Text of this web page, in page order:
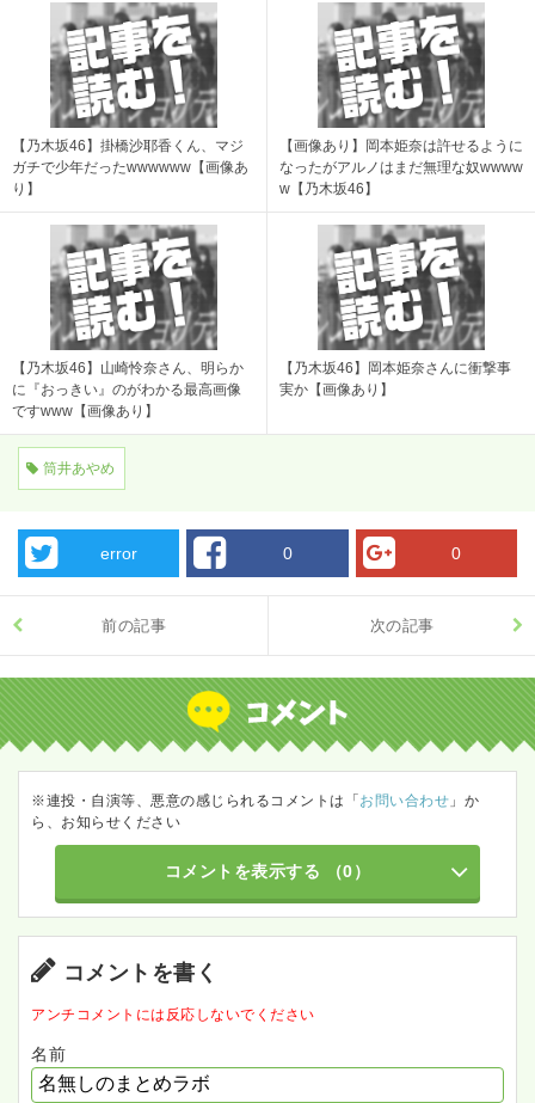
【乃木坂46】掛橋沙耶香くん、マジ
ガチで少年だったwwwwww【画像あ
り】
【画像あり】岡本姫奈は許せるように
なったがアルノはまだ無理な奴wwww
w【乃木坂46】
【乃木坂46】山崎怜奈さん、明らか
に『おっきい』のがわかる最高画像
ですwww【画像あり】
【乃木坂46】岡本姫奈さんに衝撃事
実か【画像あり】
筒井あやめ
error 0 0
前の記事 次の記事
※連投・自演等、悪意の感じられるコメントは「お問い合わせ 」か
ら、お知らせください
コメントを表示する （0）
コメントを書く
アンチコメントには反応しないでください
名前